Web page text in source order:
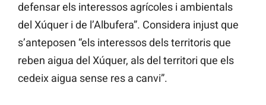
defensar els interessos agrícoles i ambientals
del Xúquer i de l’Albufera”. Considera injust que
s’anteposen “els interessos dels territoris que
reben aigua del Xúquer, als del territori que els
cedeix aigua sense res a canvi”.